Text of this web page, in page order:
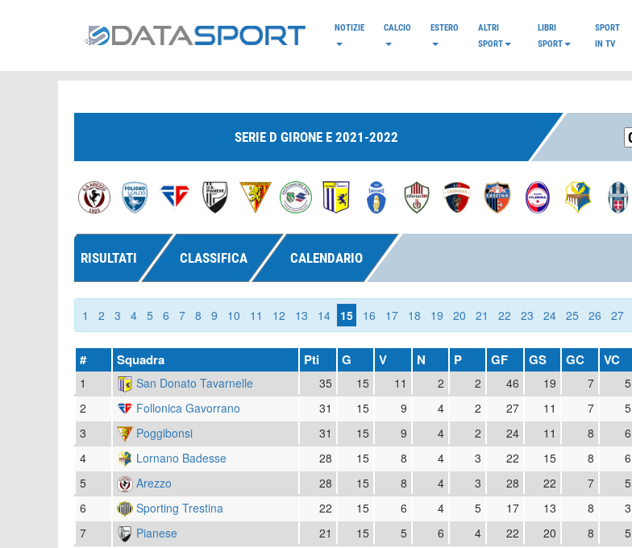
NOTIZIE CALCIO ESTERO
ALTRI
SPORT
LIBRI
SPORT
SPORT
IN TV
SERIE D GIRONE E 2021-2022
RISULTATI CLASSIFICA CALENDARIO
1 2 3 4 5 6 7 8 9 10 11 12 13 14 15 16 17 18 19 20 21 22 23 24 25 26 27
# Squadra Pti G V N P GF GS GC VC
1 San Donato Tavarnelle 35 15 11 2 2 46 19 7 5
2
Follonica Gavorrano 31 15 9 4 2 27 11 7 5
3
Poggibonsi 31 15 9 4 2 24 11 8 6
4
Lornano Badesse 28 15 8 4 3 22 15 8 6
5
Arezzo 28 15 8 4 3 28 22 7 5
6
Sporting Trestina 22 15 6 4 5 17 13 8 3
7
Pianese 21 15 5 6 4 22 20 8 5